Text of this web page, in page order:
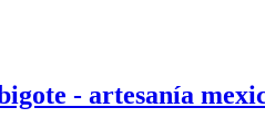
- artesanía